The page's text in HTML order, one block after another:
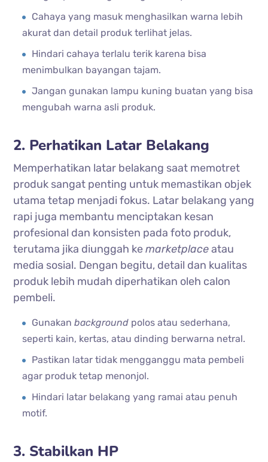
Cahaya yang masuk menghasilkan warna lebih
akurat dan detail produk terlihat jelas.
Hindari cahaya terlalu terik karena bisa
menimbulkan bayangan tajam.
Jangan gunakan lampu kuning buatan yang bisa
mengubah warna asli produk.
2. Perhatikan Latar Belakang
Memperhatikan latar belakang saat memotret
produk sangat penting untuk memastikan objek
utama tetap menjadi fokus. Latar belakang yang
rapi juga membantu menciptakan kesan
profesional dan konsisten pada foto produk,
terutama jika diunggah kemarketplaceatau
media sosial. Dengan begitu, detail dan kualitas
produk lebih mudah diperhatikan oleh calon
pembeli.
Gunakanbackground polos atau sederhana,
seperti kain, kertas, atau dinding berwarna netral.
Pastikan latar tidak mengganggu mata pembeli
agar produk tetap menonjol.
Hindari latar belakang yang ramai atau penuh
motif.
3. Stabilkan HP